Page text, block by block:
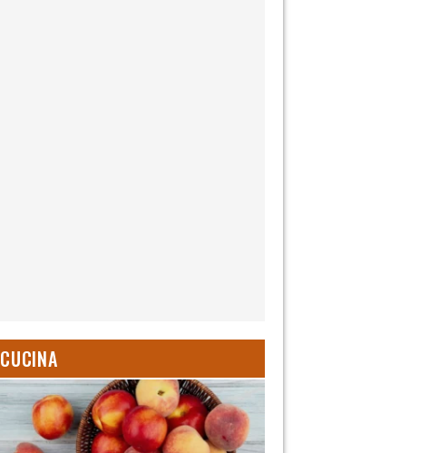
CUCINA